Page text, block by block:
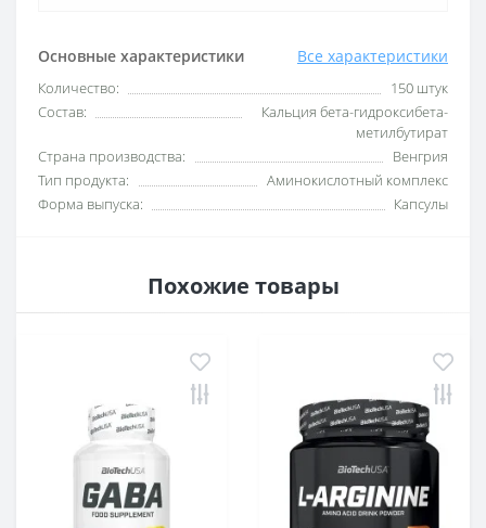
Основные характеристики Все характеристики
Количество:
150 штук
Состав:
Кальция бета-гидроксибета-
метилбутират
Страна производства:
Венгрия
Тип продукта:
Аминокислотный комплекс
Форма выпуска:
Капсулы
Похожие товары